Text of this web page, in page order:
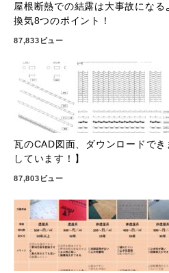
屋根断熱での結露は大事故にな
換気8つのポイント！
87,833ビュー
瓦のCAD図面、ダウンロードで
しています！】
87,803ビュー